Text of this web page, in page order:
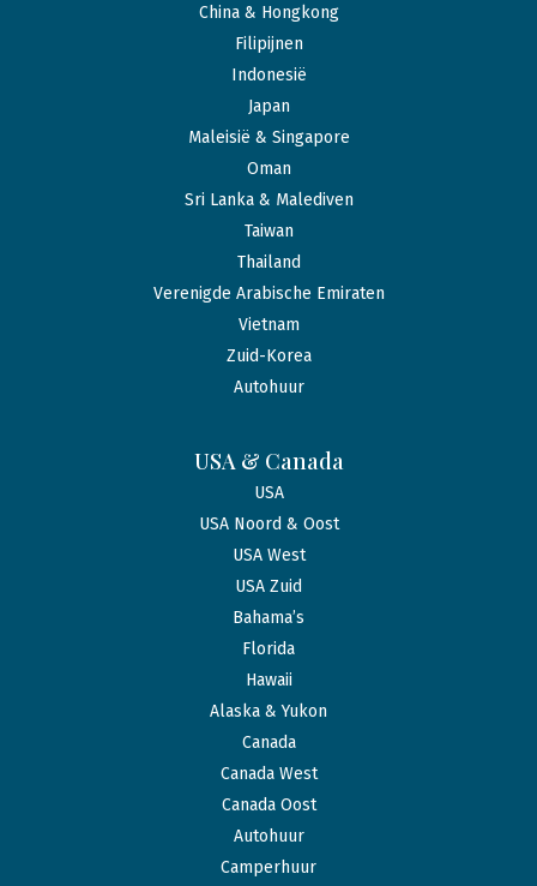
China & Hongkong
Filipijnen
Indonesië
Japan
Maleisië & Singapore
Oman
Sri Lanka & Malediven
Taiwan
Thailand
Verenigde Arabische Emiraten
Vietnam
Zuid-Korea
Autohuur
USA & Canada
USA
USA Noord & Oost
USA West
USA Zuid
Bahama’s
Florida
Hawaii
Alaska & Yukon
Canada
Canada West
Canada Oost
Autohuur
Camperhuur